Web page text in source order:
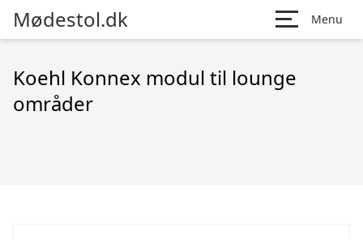
Mødestol.dk Menu
Koehl Konnex modul til lounge
områder